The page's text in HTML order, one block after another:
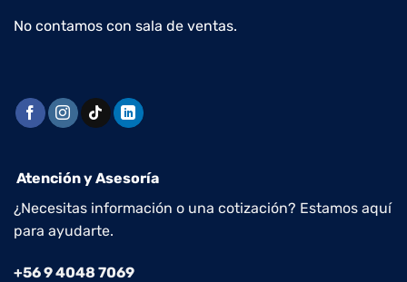
No contamos con sala de ventas.
Atención y Asesoría
¿Necesitas información o una cotización? Estamos aquí
para ayudarte.
+56 9 4048 7069